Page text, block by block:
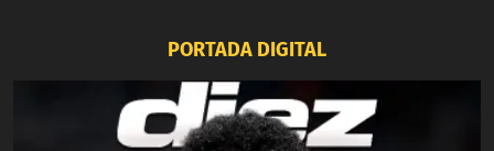
PORTADA DIGITAL